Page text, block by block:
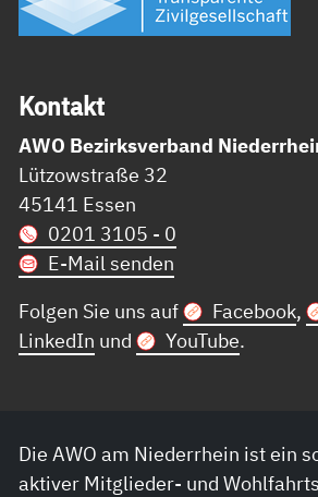
Kon­takt
AWO Bezirksverband
Lützowstraße 32
45141 Essen
0201 3105 - 0
E-Mail senden
Folgen Sie uns auf
Facebook,
LinkedIn und YouTube.
Die AWO am Niederrhein ist ein
aktiver Mitglieder- und